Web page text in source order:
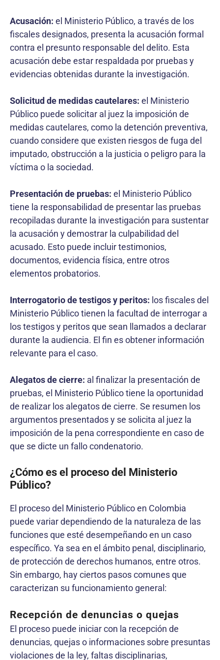
Acusación: el Ministerio Público, a través de los
fiscales designados, presenta la acusación formal
contra el presunto responsable del delito. Esta
acusación debe estar respaldada por pruebas y
evidencias obtenidas durante la investigación.
Solicitud de medidas cautelares: el Ministerio
Público puede solicitar al juez la imposición de
medidas cautelares, como la detención preventiva,
cuando considere que existen riesgos de fuga del
imputado, obstrucción a la justicia o peligro para la
víctima o la sociedad.
Presentación de pruebas: el Ministerio Público
tiene la responsabilidad de presentar las pruebas
recopiladas durante la investigación para sustentar
la acusación y demostrar la culpabilidad del
acusado. Esto puede incluir testimonios,
documentos, evidencia física, entre otros
elementos probatorios.
Interrogatorio de testigos y peritos: los fiscales del
Ministerio Público tienen la facultad de interrogar a
los testigos y peritos que sean llamados a declarar
durante la audiencia. El fin es obtener información
relevante para el caso.
Alegatos de cierre: al finalizar la presentación de
pruebas, el Ministerio Público tiene la oportunidad
de realizar los alegatos de cierre. Se resumen los
argumentos presentados y se solicita al juez la
imposición de la pena correspondiente en caso de
que se dicte un fallo condenatorio.
¿Cómo es el proceso del Ministerio
Público?
El proceso del Ministerio Público en Colombia
puede variar dependiendo de la naturaleza de las
funciones que esté desempeñando en un caso
específico. Ya sea en el ámbito penal, disciplinario,
de protección de derechos humanos, entre otros.
Sin embargo, hay ciertos pasos comunes que
caracterizan su funcionamiento general:
Recepción de denuncias o quejas
El proceso puede iniciar con la recepción de
denuncias, quejas o informaciones sobre presuntas
violaciones de la ley, faltas disciplinarias,